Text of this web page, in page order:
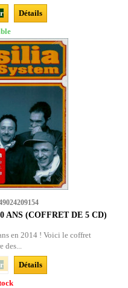
Détails
ANS (COFFRET DE 5 CD)
en 2014 ! Voici le coffret
des...
Détails